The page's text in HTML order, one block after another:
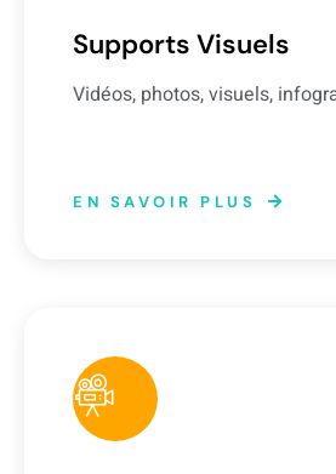
Supports Visuels
Vidéos, photos, visuels,
EN SAVOIR PLUS